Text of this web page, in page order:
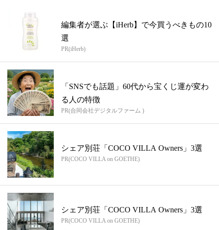
編集者が選ぶ【iHerb】で今買うべきもの10
選
PR(iHerb)
「SNSでも話題」60代から宝くじ運が変わ
る人の特徴
PR(合同会社デジタルファーム )
シェア別荘「COCO VILLA Owners」3選
PR(COCO VILLA on GOETHE)
シェア別荘「COCO VILLA Owners」3選
PR(COCO VILLA on GOETHE)